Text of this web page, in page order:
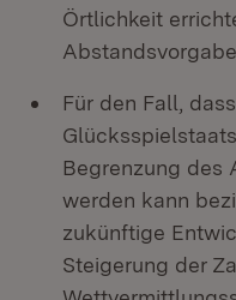
Örtlichkeit
Für den Fall,
Begrenzung des
werden kann
zukünftige
Steigerung der